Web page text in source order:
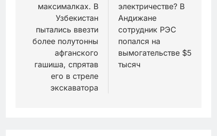
записям
максималках. В
Узбекистан
пытались ввезти
более полутонны
афганского
гашиша, спрятав
его в стреле
экскаватора
электричестве? В
Андижане
сотрудник РЭС
попался на
вымогательстве $5
тысяч